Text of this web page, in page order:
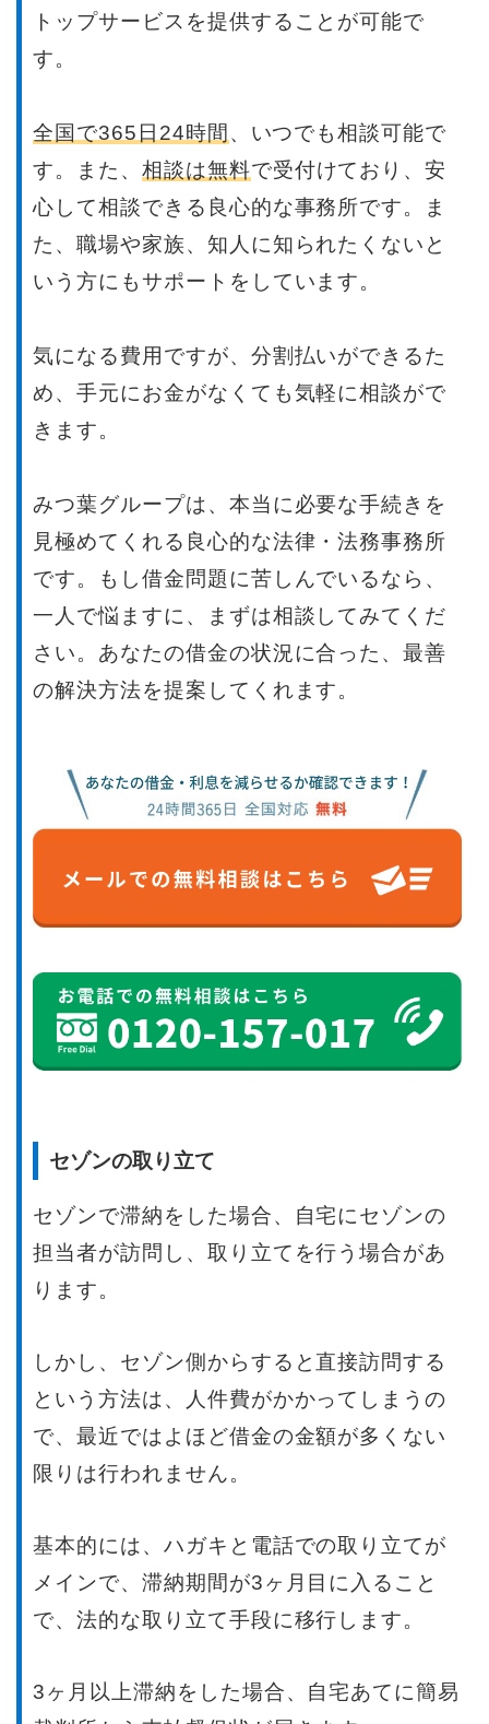
トップサービスを提供することが可能で
す。
全国で365日24時間 、いつでも相談可能で
す。また、 相談は無料で受付けており、安
心して相談できる良心的な事務所です。ま
た、職場や家族、知人に知られたくないと
いう方にもサポートをしています。
気になる費用ですが、分割払いができるた
め、手元にお金がなくても気軽に相談がで
きます。
みつ葉グループは、本当に必要な手続きを
見極めてくれる良心的な法律・法務事務所
です。もし借金問題に苦しんでいるなら、
一人で悩ますに、まずは相談してみてくだ
さい。あなたの借金の状況に合った、最善
の解決方法を提案してくれます。
セゾンの取り立て
セゾンで滞納をした場合、自宅にセゾンの
担当者が訪問し、取り立てを行う場合があ
ります。
しかし、セゾン側からすると直接訪問する
という方法は、人件費がかかってしまうの
で、最近ではよほど借金の金額が多くない
限りは行われません。
基本的には、ハガキと電話での取り立てが
メインで、滞納期間が3ヶ月目に入ること
で、法的な取り立て手段に移行します。
3ヶ月以上滞納をした場合、自宅あてに簡易